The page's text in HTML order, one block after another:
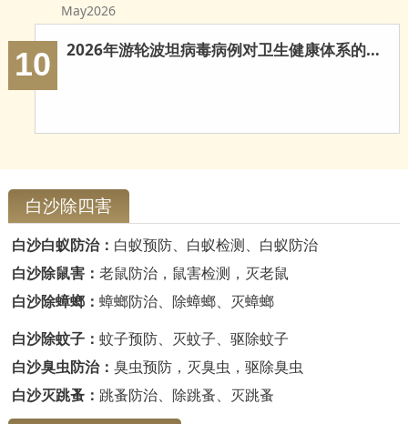
云浮白蚁防治
新兴白蚁防治
May2026
10 2026年游轮波坦病毒病例对卫生健康体系的多重启示
白沙除四害
白沙白蚁防治： 白蚁预防、白蚁检测、白蚁防治
白沙除鼠害： 老鼠防治，鼠害检测，灭老鼠
白沙除蟑螂： 蟑螂防治、除蟑螂、灭蟑螂
白沙除蚊子： 蚊子预防、灭蚊子、驱除蚊子
白沙臭虫防治： 臭虫预防，灭臭虫，驱除臭虫
白沙灭跳蚤： 跳蚤防治、除跳蚤、灭跳蚤